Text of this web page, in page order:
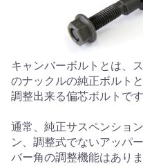
キャンバーボルトとは、
のナックルの純正ボルト
調整出来る偏芯ボルトです
通常、純正サスペンショ
ン、調整式でないアッパ
バー角の調整機能はあり